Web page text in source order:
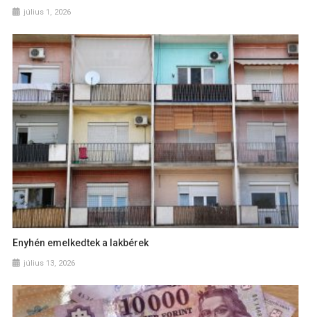
július 1, 2026
Enyhén emelkedtek a lakbérek
július 13, 2026